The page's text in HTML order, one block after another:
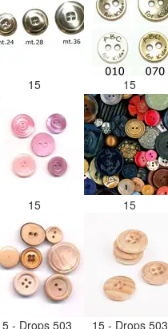
15 15
15 15
- Drops 503 15 - Drops 503